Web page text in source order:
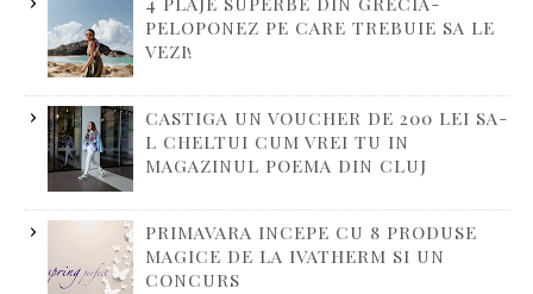
PELOPONEZ PE CARE TREBUIE SA LE
VEZI!
CASTIGA UN VOUCHER DE 200 LEI SA-
L CHELTUI CUM VREI TU IN
MAGAZINUL POEMA DIN CLUJ
PRIMAVARA INCEPE CU 8 PRODUSE
MAGICE DE LA IVATHERM SI UN
CONCURS